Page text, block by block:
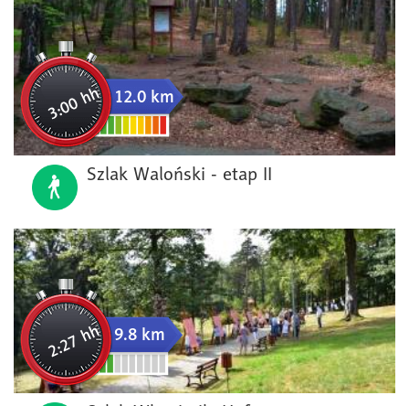
3:00 hh 12.0 km
Szlak Waloński - etap II
2:27 hh 9.8 km